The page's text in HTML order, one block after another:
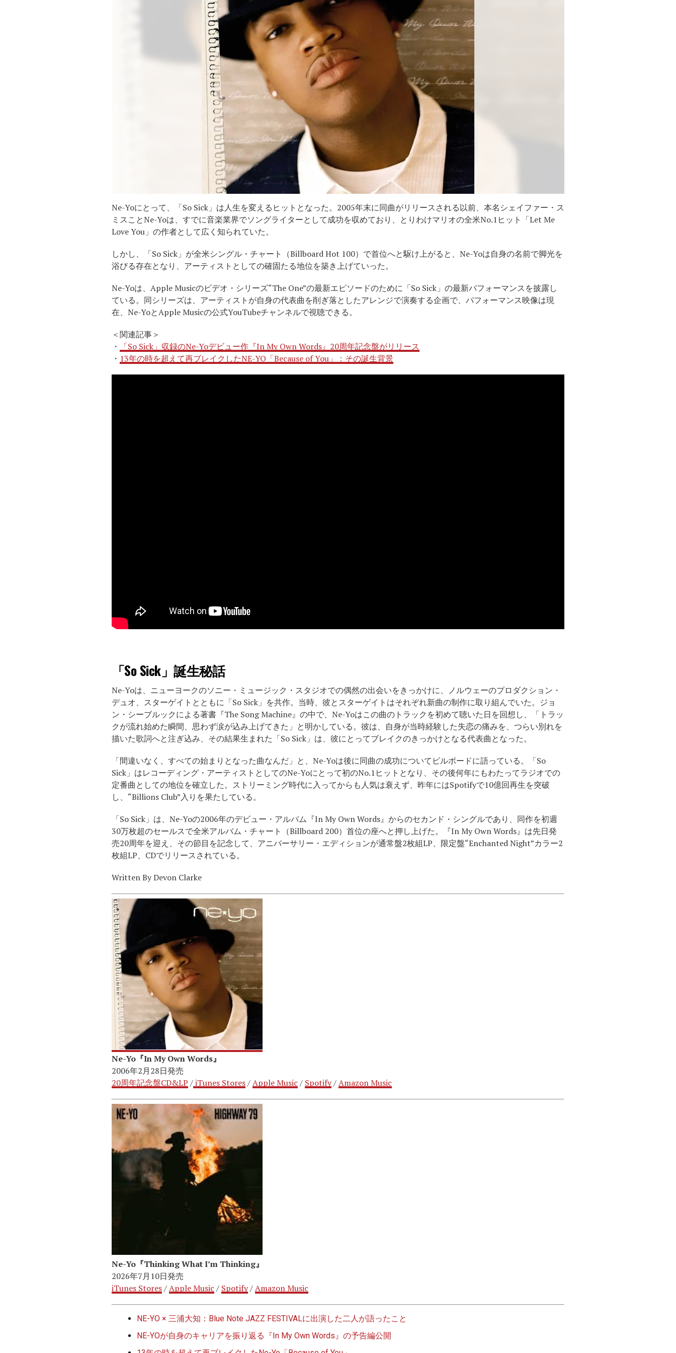
Ne-Yoにとって、「So Sick」は人生を変えるヒットとなった。2005年末に同曲がリリースされる以前、本名シェイファー・ス
ミスことNe-Yoは、すでに音楽業界でソングライターとして成功を収めており、とりわけマリオの全米No.1ヒット「Let Me
Love You」の作者として広く知られていた。
しかし、「So Sick」が全米シングル・チャート（Billboard Hot 100）で首位へと駆け上がると、Ne-Yoは自身の名前で脚光を
浴びる存在となり、アーティストとしての確固たる地位を築き上げていった。
Ne-Yoは、Apple Musicのビデオ・シリーズ“The One”の最新エピソードのために「So Sick」の最新パフォーマンスを披露し
ている。同シリーズは、アーティストが自身の代表曲を削ぎ落としたアレンジで演奏する企画で、パフォーマンス映像は現
在、Ne-YoとApple Musicの公式YouTubeチャンネルで視聴できる。
＜関連記事＞
・
「So Sick」収録のNe-Yoデビュー作『In My Own Words』20周年記念盤がリリース
・ 13年の時を超えて再ブレイクしたNE-YO「Because of You」：その誕生背景
「So Sick」誕生秘話
Ne-Yoは、ニューヨークのソニー・ミュージック・スタジオでの偶然の出会いをきっかけに、ノルウェーのプロダクション・
デュオ、スターゲイトとともに「So Sick」を共作。当時、彼とスターゲイトはそれぞれ新曲の制作に取り組んでいた。ジョ
ン・シーブルックによる著書『The Song Machine』の中で、Ne-Yoはこの曲のトラックを初めて聴いた日を回想し、「トラッ
クが流れ始めた瞬間、思わず涙が込み上げてきた」と明かしている。彼は、自身が当時経験した失恋の痛みを、つらい別れを
描いた歌詞へと注ぎ込み、その結果生まれた「So Sick」は、彼にとってブレイクのきっかけとなる代表曲となった。
「間違いなく、すべての始まりとなった曲なんだ」と、Ne-Yoは後に同曲の成功についてビルボードに語っている。「So
Sick」はレコーディング・アーティストとしてのNe-Yoにとって初のNo.1ヒットとなり、その後何年にもわたってラジオでの
定番曲としての地位を確立した。ストリーミング時代に入ってからも人気は衰えず、昨年にはSpotifyで10億回再生を突破
し、“Billions Club”入りを果たしている。
「So Sick」は、Ne-Yoの2006年のデビュー・アルバム『In My Own Words』からのセカンド・シングルであり、同作を初週
30万枚超のセールスで全米アルバム・チャート（Billboard 200）首位の座へと押し上げた。『In My Own Words』は先日発
売20周年を迎え、その節目を記念して、アニバーサリー・エディションが通常盤2枚組LP、限定盤“Enchanted Night”カラー2
枚組LP、CDでリリースされている。
Written By Devon Clarke
Ne-Yo『In My Own Words』
2006年2月28日発売
20周年記念盤CD&LP /iTunes Stores/Apple Music / Spotify/Amazon Music
Ne-Yo『Thinking What I’m Thinking』
2026年7月10日発売
iTunes Stores/Apple Music / Spotify/Amazon Music
NE-YO × 三浦大知：Blue Note JAZZ FESTIVALに出演した二人が語ったこと
NE-YOが自身のキャリアを振り返る『In My Own Words』の予告編公開